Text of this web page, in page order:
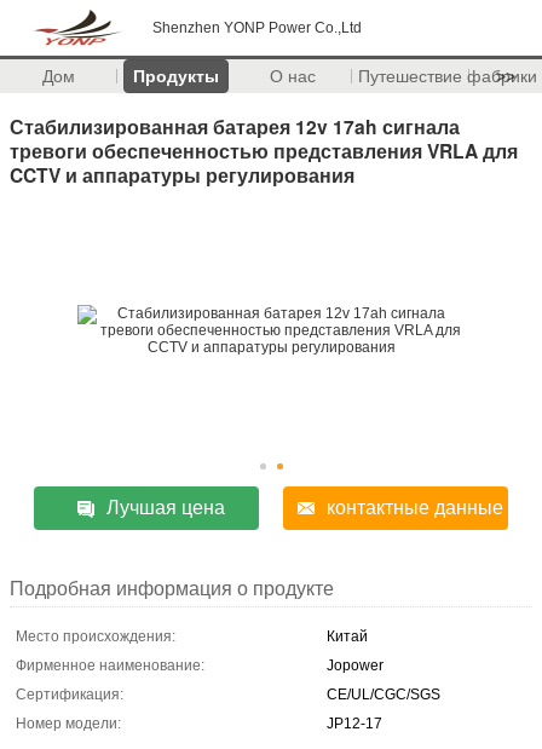
Shenzhen YONP Power Co.,Ltd
Дом Продукты О нас Путешествие фабрики
>>
Стабилизированная батарея 12v 17ah сигнала
тревоги обеспеченностью представления VRLA для
CCTV и аппаратуры регулирования
Лучшая цена контактные данные
Подробная информация о продукте
Место происхождения:
Китай
Фирменное наименование:
Jopower
Сертификация:
CE/UL/CGC/SGS
Номер модели:
JP12-17